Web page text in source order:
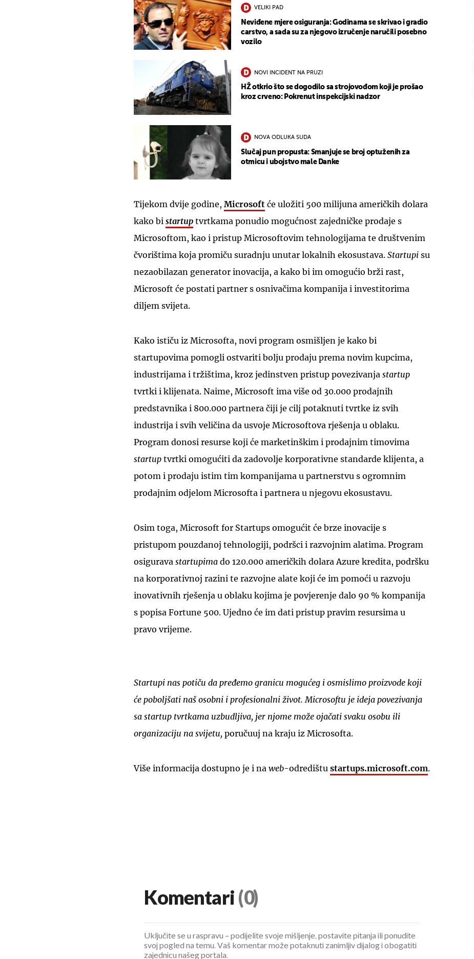
VELIKI PAD
Neviđene mjere osiguranja: Godinama se skrivao i gradio
carstvo, a sada su za njegovo izručenje naručili posebno
vozilo
NOVI INCIDENT NA PRUZI
HŽ otkrio što se dogodilo sa strojovođom koji je prošao
kroz crveno: Pokrenut inspekcijski nadzor
NOVA ODLUKA SUDA
Slučaj pun propusta: Smanjuje se broj optuženih za
otmicu i ubojstvo male Danke
Tijekom dvije godine, Microsoft će uložiti 500 milijuna američkih dolara
kako bi startup tvrtkama ponudio mogućnost zajedničke prodaje s
Microsoftom, kao i pristup Microsoftovim tehnologijama te društvenim
čvorištima koja promiču suradnju unutar lokalnih ekosustava. Startupi su
nezaobilazan generator inovacija, a kako bi im omogućio brži rast,
Microsoft će postati partner s osnivačima kompanija i investitorima
diljem svijeta.
Kako ističu iz Microsofta, novi program osmišljen je kako bi
startupovima pomogli ostvariti bolju prodaju prema novim kupcima,
industrijama i tržištima, kroz jedinstven pristup povezivanja startup
tvrtki i klijenata. Naime, Microsoft ima više od 30.000 prodajnih
predstavnika i 800.000 partnera čiji je cilj potaknuti tvrtke iz svih
industrija i svih veličina da usvoje Microsoftova rješenja u oblaku.
Program donosi resurse koji će marketinškim i prodajnim timovima
startup tvrtki omogućiti da zadovolje korporativne standarde klijenta, a
potom i prodaju istim tim kompanijama u partnerstvu s ogromnim
prodajnim odjelom Microsofta i partnera u njegovu ekosustavu.
Osim toga, Microsoft for Startups omogućit će brze inovacije s
pristupom pouzdanoj tehnologiji, podršci i razvojnim alatima. Program
osigurava startupima do 120.000 američkih dolara Azure kredita, podršku
na korporativnoj razini te razvojne alate koji će im pomoći u razvoju
inovativnih rješenja u oblaku kojima je povjerenje dalo 90 % kompanija
s popisa Fortune 500. Ujedno će im dati pristup pravim resursima u
pravo vrijeme.
Startupi nas potiču da pređemo granicu mogućeg i osmislimo proizvode koji
će poboljšati naš osobni i profesionalni život. Microsoftu je ideja povezivanja
sa startup tvrtkama uzbudljiva, jer njome može ojačati svaku osobu ili
organizaciju na svijetu, poručuuj na kraju iz Microsofta.
Više informacija dostupno je i na web-odredištu startups.microsoft.com.
Komentari (0)
Uključite se u raspravu – podijelite svoje mišljenje, postavite pitanja ili ponudite
svoj pogled na temu. Vaš komentar može potaknuti zanimljiv dijalog i obogatiti
zajednicu našeg portala.
UKLJUČITE NOTIFIKACIJE